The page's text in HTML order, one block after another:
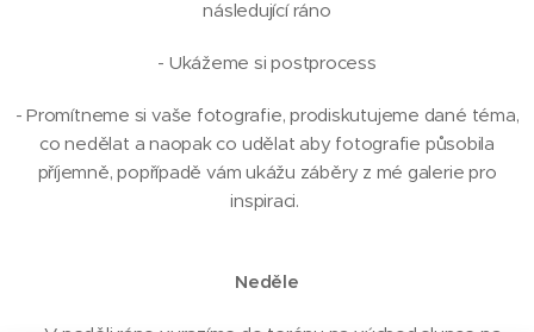
následující ráno
- Ukážeme si postprocess
- Promítneme si vaše fotografie, prodiskutujeme dané téma,
co nedělat a naopak co udělat aby fotografie působila
příjemně, popřípadě vám ukážu záběry z mé galerie pro
inspiraci.
Neděle